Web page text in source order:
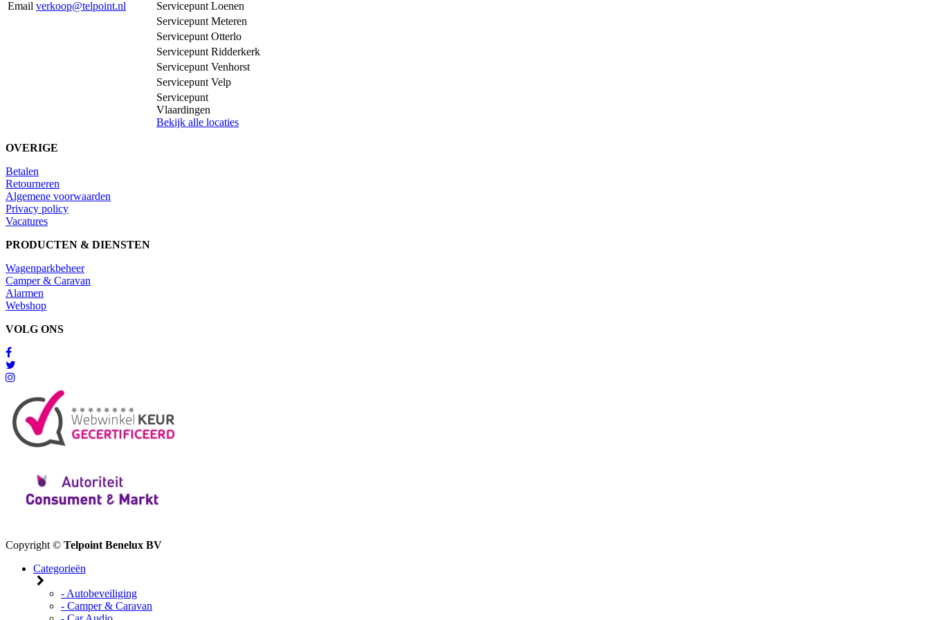
Email verkoop@telpoint.nl
Servicepunt Loenen
Servicepunt Meteren
Servicepunt Otterlo
Servicepunt Ridderkerk
Servicepunt Venhorst
Servicepunt Velp
Servicepunt
Vlaardingen
Bekijk alle locaties
OVERIGE
Betalen
Retourneren
Algemene voorwaarden
Privacy policy
Vacatures
PRODUCTEN & DIENSTEN
Wagenparkbeheer
Camper & Caravan
Alarmen
Webshop
VOLG ONS
Copyright © Telpoint Benelux BV
Categorieën
- Autobeveiliging
- Camper & Caravan